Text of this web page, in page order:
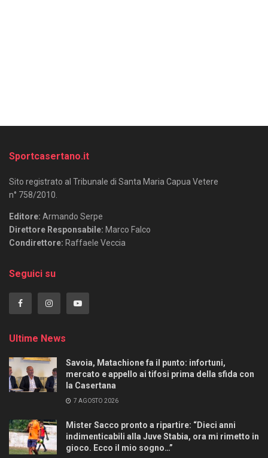
Sportcasertano.it
Sito registrato al Tribunale di Santa Maria Capua Vetere
n° 758/2010.
Editore: Armando Serpe
Direttore Responsabile: Marco Falco
Condirettore: Raffaele Veccia
Seguici su
Ultime News
Savoia, Matachione fa il punto: infortuni,
mercato e appello ai tifosi prima della sfida con
la Casertana
7 AGOSTO 2026
Mister Sacco pronto a ripartire: “Dieci anni
indimenticabili alla Juve Stabia, ora mi rimetto in
gioco. Ecco il mio sogno…”